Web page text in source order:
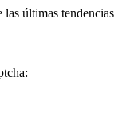
las últimas tendencias